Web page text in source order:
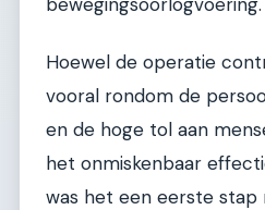
Hoewel de operatie
vooral rondom de
en de hoge tol aan
het onmiskenbaar
was het een eerste stap